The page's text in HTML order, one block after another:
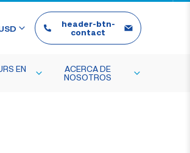
header-btn-
contact
EN
ACERCA DE
NOSOTROS